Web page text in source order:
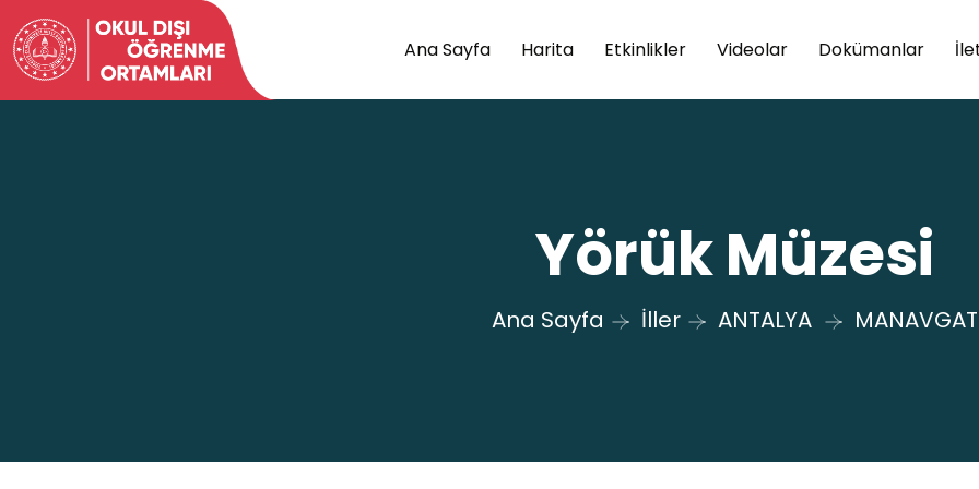
Ana Sayfa Harita Etkinlikler Videolar Dokümanlar
Yörük Müzesi
Ana Sayfa İller ANTALYA MANAVGAT